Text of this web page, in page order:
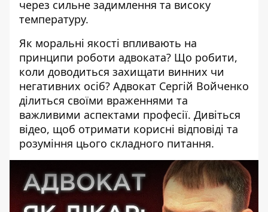
через сильне задимлення та високу
температуру.
Як моральні якості впливають на
принципи роботи адвоката? Що робити,
коли доводиться захищати винних чи
негативних осіб? Адвокат Сергій Войченко
ділиться своїми враженнями та
важливими аспектами професії. Дивіться
відео, щоб отримати корисні відповіді та
розуміння цього складного питання.